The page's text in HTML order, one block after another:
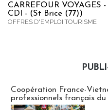
CARREFOUR VOYAGES
CDI - (St Brice (77))
OFFRES D'EMPLOI TOURISME
Coopération France-
professionnels français